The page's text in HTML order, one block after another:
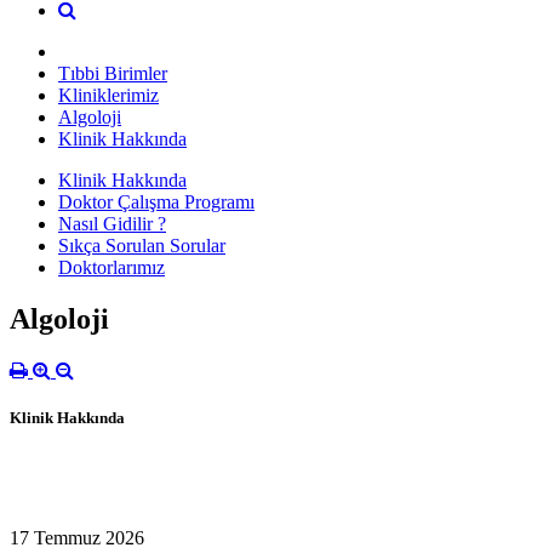
Tıbbi Birimler
Kliniklerimiz
Algoloji
Klinik Hakkında
Klinik Hakkında
Doktor Çalışma Programı
Nasıl Gidilir ?
Sıkça Sorulan Sorular
Doktorlarımız
Algoloji
Klinik Hakkında
17 Temmuz 2026